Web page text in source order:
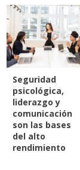
Seguridad
psicológica,
liderazgo y
comunicación
son las bases
del alto
rendimiento